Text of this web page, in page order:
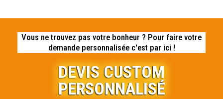
Vous ne trouvez pas votre bonheur ? Pour faire votre
demande personnalisée c'est par ici !
DEVIS CUSTOM
PERSONNALISÉ